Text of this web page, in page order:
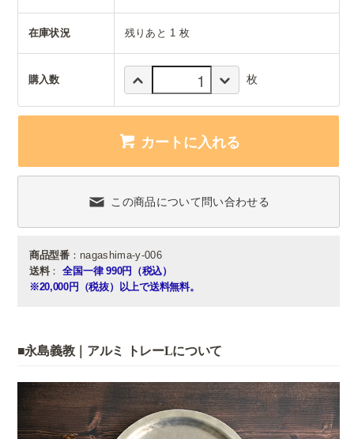
在庫状況 残りあと 1 枚
購入数 枚
カートに入れる
この商品について問い合わせる
商品型番：nagashima-y-006
送料： 全国一律 990円（税込）
※20,000円（税抜）以上で送料無料。
■永島義教｜アルミ トレーLについて